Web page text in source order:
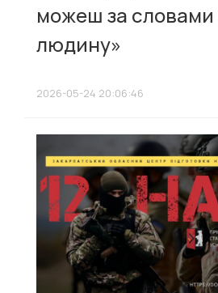
можеш за словами
людину»
2026-05-24 20:06:46